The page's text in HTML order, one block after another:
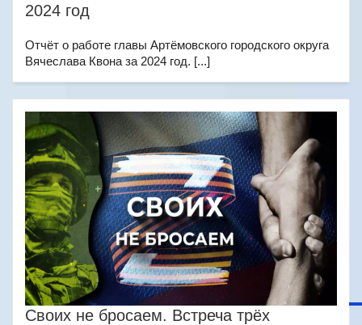
2024 год
Отчёт о работе главы Артёмовского городского округа
Вячеслава Квона за 2024 год. [...]
Своих не бросаем. Встреча трёх